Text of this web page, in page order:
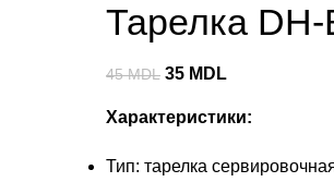
Тарелка
45MDL 35 MDL
Характеристики:
Тип: тарелка